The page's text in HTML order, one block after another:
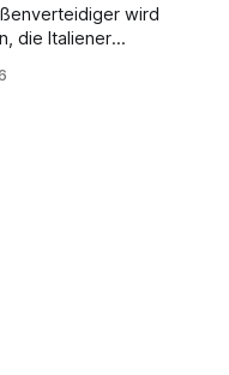
wird
die Italiener